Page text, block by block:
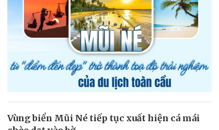
Vùng biển Mũi Né tiếp tục xuất hiện cá mái